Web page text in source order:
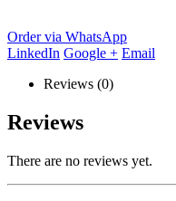
Order via WhatsApp
LinkedIn Google + Email
Reviews (0)
Reviews
There are no reviews yet.